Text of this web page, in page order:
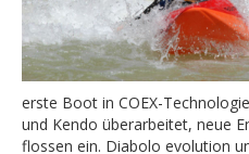
erste Boot in COEX-
und Kendo überarbeitet, neue
flossen ein. Diabolo evolution